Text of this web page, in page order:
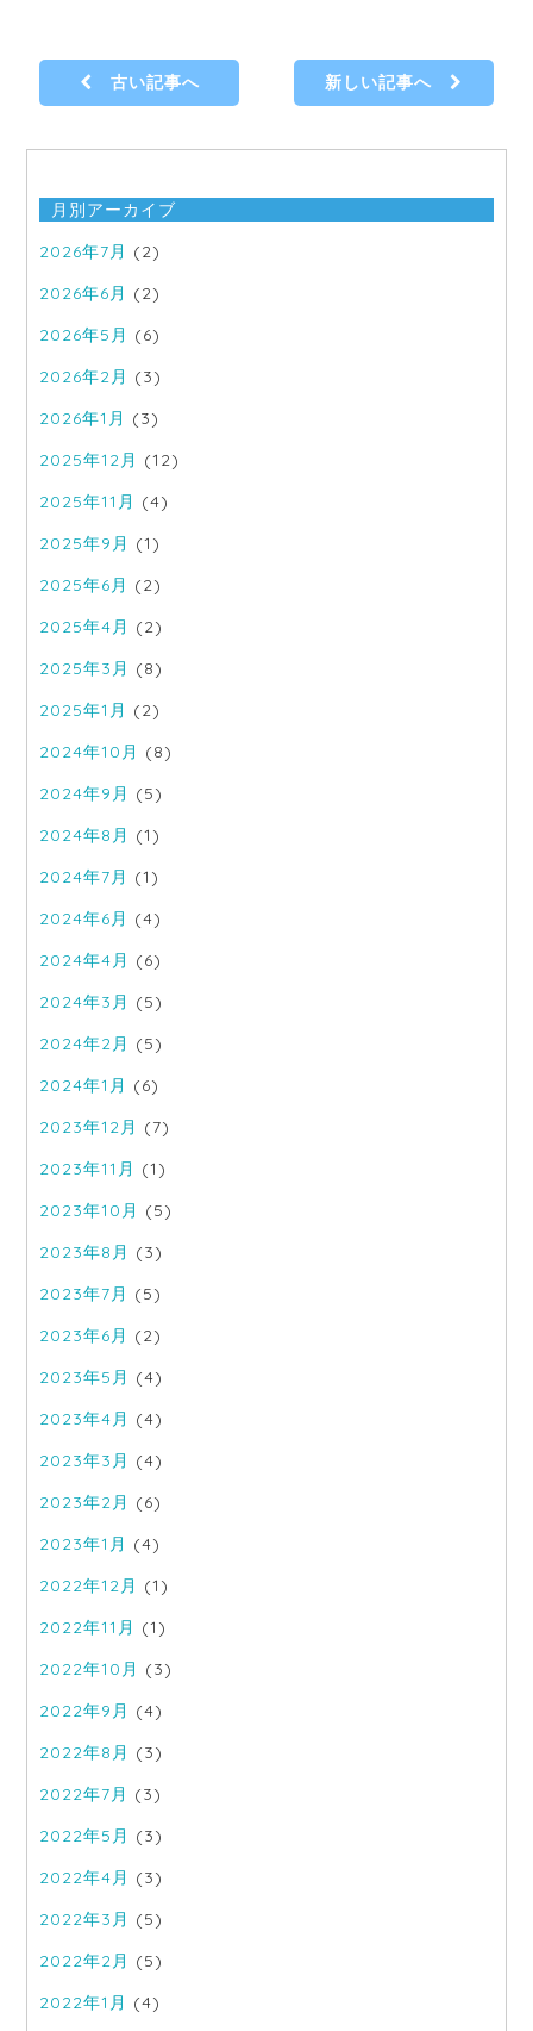
古い記事へ 新しい記事へ
月別アーカイブ
2026年7月 (2)
2026年6月 (2)
2026年5月 (6)
2026年2月 (3)
2026年1月 (3)
2025年12月 (12)
2025年11月 (4)
2025年9月 (1)
2025年6月 (2)
2025年4月 (2)
2025年3月 (8)
2025年1月 (2)
2024年10月 (8)
2024年9月 (5)
2024年8月 (1)
2024年7月 (1)
2024年6月 (4)
2024年4月 (6)
2024年3月 (5)
2024年2月 (5)
2024年1月 (6)
2023年12月 (7)
2023年11月 (1)
2023年10月 (5)
2023年8月 (3)
2023年7月 (5)
2023年6月 (2)
2023年5月 (4)
2023年4月 (4)
2023年3月 (4)
2023年2月 (6)
2023年1月 (4)
2022年12月 (1)
2022年11月 (1)
2022年10月 (3)
2022年9月 (4)
2022年8月 (3)
2022年7月 (3)
2022年5月 (3)
2022年4月 (3)
2022年3月 (5)
2022年2月 (5)
2022年1月 (4)